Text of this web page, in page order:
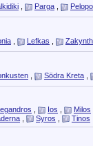
Parga
Lefkas
Södra Kreta
Ios
Milos
Syros Tinos